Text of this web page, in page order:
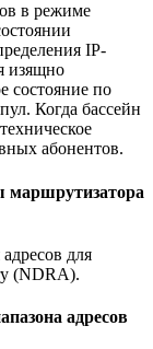
в режиме
IP-
изящно
состояние по
Когда бассейн
абонентов.
маршрутизатора
для
(NDRA).
адресов